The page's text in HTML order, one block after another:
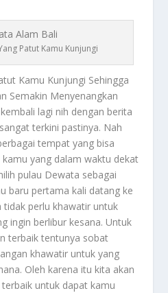
Patut Kamu Kunjungi
Kamu Kunjungi Sehingga
Semakin Menyenangkan
lagi nih dengan berita
terkini pastinya. Nah
tempat yang bisa
yang dalam waktu dekat
pulau Dewata sebagai
baru pertama kali datang ke
tidak perlu khawatir untuk
ingin berlibur kesana. Untuk
terbaik tentunya sobat
khawatir untuk yang
Oleh karena itu kita akan
terbaik untuk dapat kamu